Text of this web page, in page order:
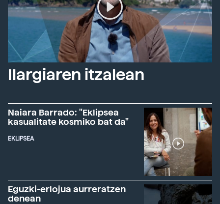
Ilargiaren itzalean
Naiara Barrado: "Eklipsea
kasualitate kosmiko bat da"
EKLIPSEA
Eguzki-erlojua aurreratzen
denean